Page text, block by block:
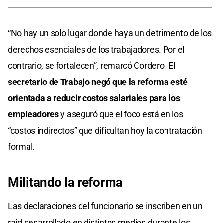
“No hay un solo lugar donde haya un detrimento de los
derechos esenciales de los trabajadores. Por el
contrario, se fortalecen”, remarcó Cordero. El
secretario de Trabajo negó que la reforma esté
orientada a reducir costos salariales para los
empleadoresy aseguró que el foco está en los
“costos indirectos” que dificultan hoy la contratación
formal.
Militando la reforma
Las declaraciones del funcionario se inscriben en un